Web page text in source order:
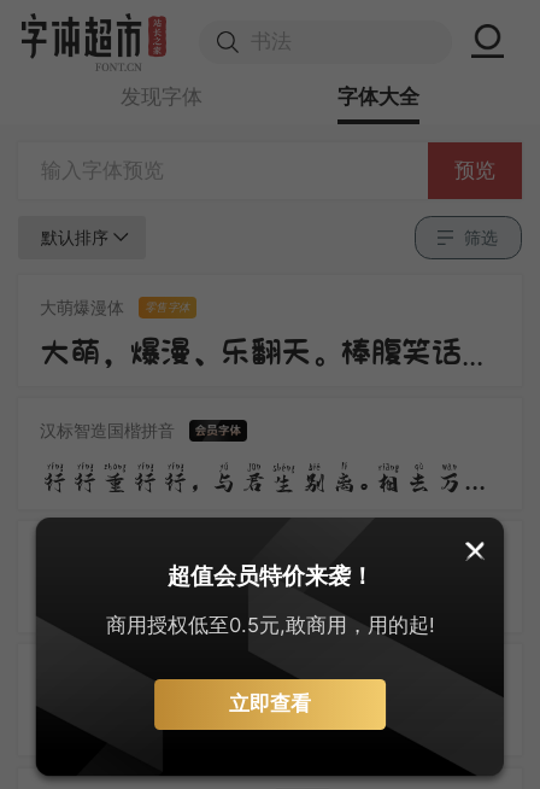
发现字体 字体大全
预览
默认排序 筛选
大萌爆漫体 零售字体
大萌，爆漫、乐翻天。棒腹笑话连篇传，角色跃然纸上现、搞笑情节不重演。
汉标智造国楷拼音
行行重行行，与君生别离。相去万余里，各在天一涯。道路阻且长，会面安可知，胡马依北风，越鸟巢南枝
汉标高清颜真卿古楷体拼音
超值会员特价来袭！
商用授权低至0.5元,敢商用，用的起!
立即查看